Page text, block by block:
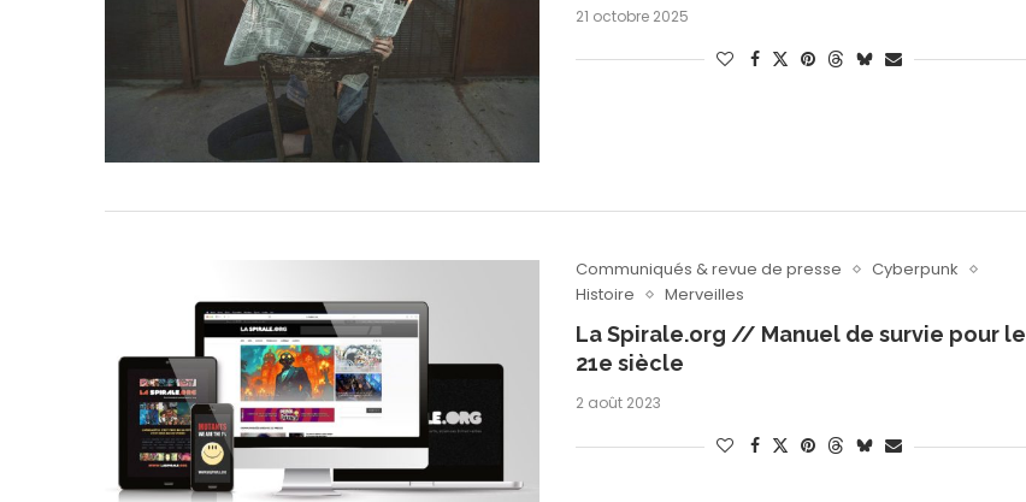
21 octobre 2025
Communiqués & revue de presse
Cyberpunk
Histoire
Merveilles
La Spirale.org // Manuel de survie pour le
21e siècle
2 août 2023